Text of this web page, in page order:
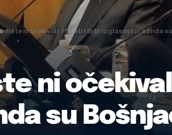
niste ni očekivali: Hrvati i Srbi izglasovali, a onda
ni
su